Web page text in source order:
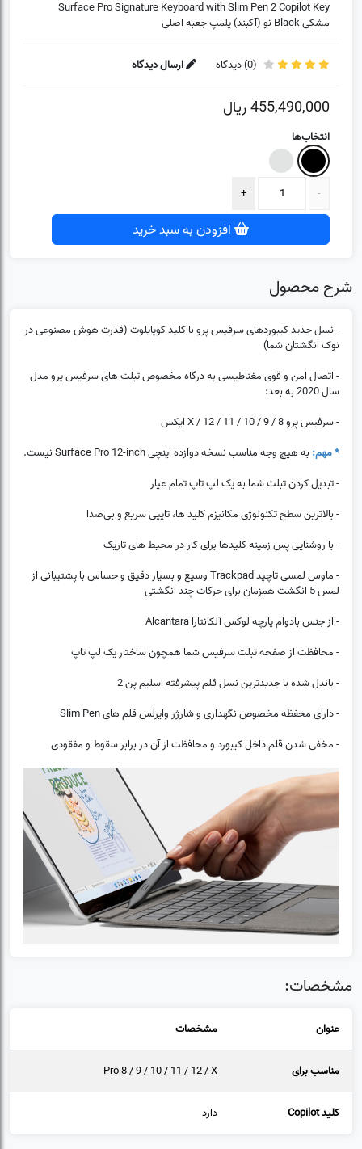
Surface Pro Signature Keyboard with Slim Pen 2 Copilot Key
مشکی Black نو (آکبند) پلمپ جعبه اصلی
(
0) دیدگاه ارسال دیدگاه
455,490,000 ریال
انتخاب‌ها
شرح محصول
- نسل جدید کیبوردهای سرفیس پرو با کلید کوپایلوت (قدرت هوش مصنوعی در
نوک انگشتان شما)
- اتصال امن و قوی مغناطیسی به درگاه مخصوص تبلت های سرفیس پرو مدل
سال 2020 به بعد:
- سرفیس پرو 8 / 9 / 10 / 11 / 12 / X ایکس
* مهم: به هیچ وجه مناسب نسخه دوازده اینچی Surface Pro 12-inch نیست.
- تبدیل کردن تبلت شما به یک لپ تاپ تمام عیار
- بالاترین سطح تکنولوژی مکانیزم کلید ها، تایپی سریع و بی‌صدا
- با روشنایی پس زمینه کلیدها برای کار در محیط های تاریک
- ماوس لمسی تاچپد Trackpad وسیع و بسیار دقیق و حساس با پشتیبانی از
لمس 5 انگشت همزمان برای حرکات چند انگشتی
- از جنس بادوام پارچه لوکس آلکانتارا Alcantara
- محافظت از صفحه تبلت سرفیس شما همچون ساختار یک لپ تاپ
- باندل شده با جدیدترین نسل قلم پیشرفته اسلیم پن 2
- دارای محفظه مخصوص نگهداری و شارژر وایرلس قلم های Slim Pen
- مخفی شدن قلم داخل کیبورد و محافظت از آن در برابر سقوط و مفقودی
مشخصات:
عنوان مشخصات
مناسب برای Pro 8 / 9 / 10 / 11 / 12 / X
کلید Copilot دارد